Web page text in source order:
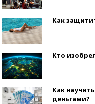
Как
Кто
Как
деньгами?